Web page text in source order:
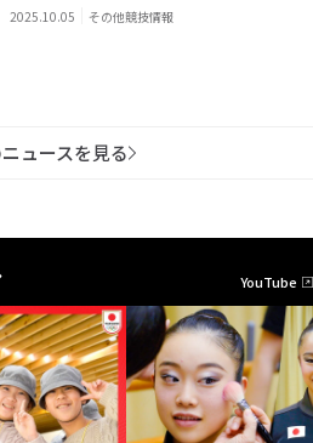
2025.10.05 その他競技情報
ュースを見る
YouTube